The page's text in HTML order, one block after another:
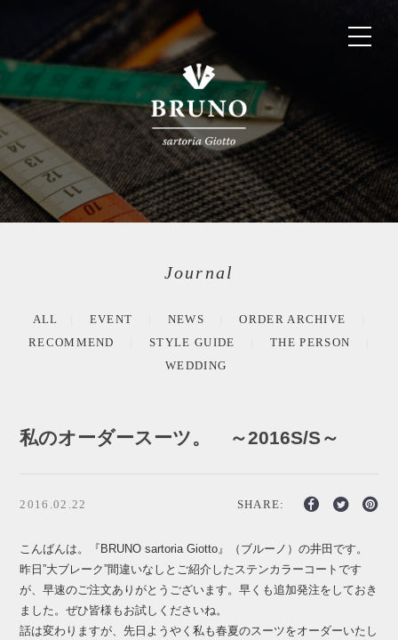
Journal
ALL EVENT NEWS
ORDER ARCHIVE
RECOMMEND
STYLE GUIDE
THE PERSON
WEDDING
私のオーダースーツ。 ～2016S/S～
2016.02.22 SHARE:
こんばんは。『BRUNO sartoria Giotto』（ブルーノ）の井田です。
昨日”大ブレーク”間違いなしとご紹介した ステンカラーコートです
が、早速のご注文ありがとうございます。早くも追加発注をしておき
ました。ぜひ皆様もお試しくださいね。
話は変わりますが、先日ようやく私も春夏のスーツをオーダーいたし